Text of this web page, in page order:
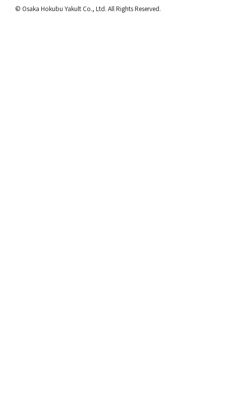
© Osaka Hokubu Yakult Co., Ltd. All Rights Reserved.